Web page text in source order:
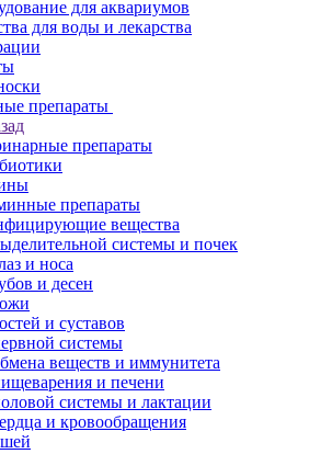
для аквариумов
для воды и лекарства
препараты
препараты
препараты
вещества
системы и почек
и носа
и десен
и суставов
системы
веществ и иммунитета
и печени
системы и лактации
и кровообращения